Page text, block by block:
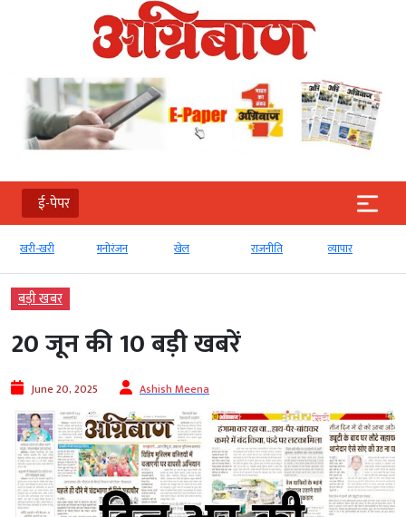
ई-पेपर
मनोरंजन खेल राजनीति व्‍यापार टेक्‍नोलॉजी
बड़ी खबर
20 जून की 10 बड़ी खबरें
June 20, 2025 Ashish Meena